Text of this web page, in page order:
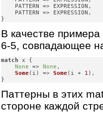
    PATTERN => EXPRESSION,
    PATTERN => EXPRESSION,
}
В качестве
6-5, совпадающее
match x {
None => None ,
Some(i) => Some(i + 1 ),
}
Паттерны в этих
стороне каждой